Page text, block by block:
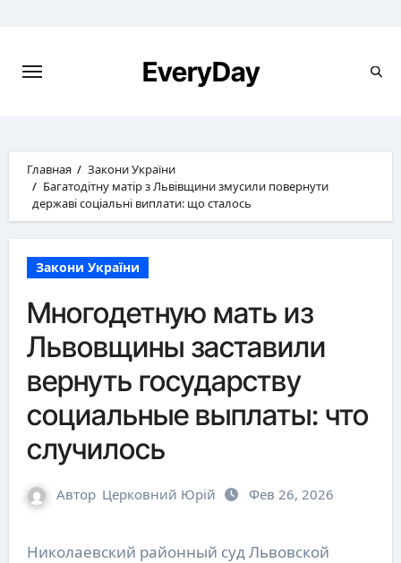
EveryDay
Главная
Закони України
Багатодітну матір з Львівщини змусили повернути
державі соціальні виплати: що сталось
Закони України
Многодетную мать из
Львовщины заставили
вернуть государству
социальные выплаты: что
случилось
Автор Церковний Юрій Фев 26, 2026
Николаевский районный суд Львовской